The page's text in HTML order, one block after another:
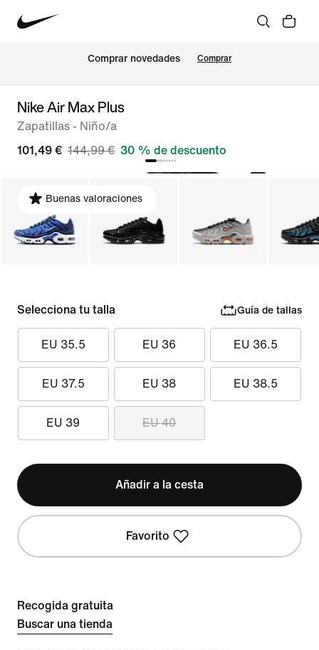
Comprar novedades Comprar
Nike Air Max Plus
Zapatillas - Niño/a
101,49 € 144,99 € 30 % de descuento
Buenas valoraciones
Selecciona tu talla Guía de tallas
EU 35.5 EU 36 EU 36.5
EU 37.5 EU 38 EU 38.5
EU 39 EU 40
Añadir a la cesta
Favorito
Recogida gratuita
Buscar una tienda